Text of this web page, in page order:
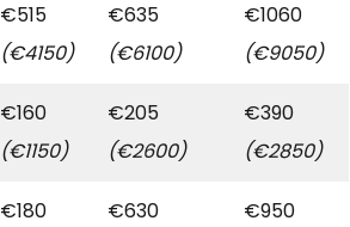
€515
(€4150)
€635
(€6100)
€1060
(€9050)
€160
(€1150)
€205
(€2600)
€390
(€2850)
€180
€630
€950